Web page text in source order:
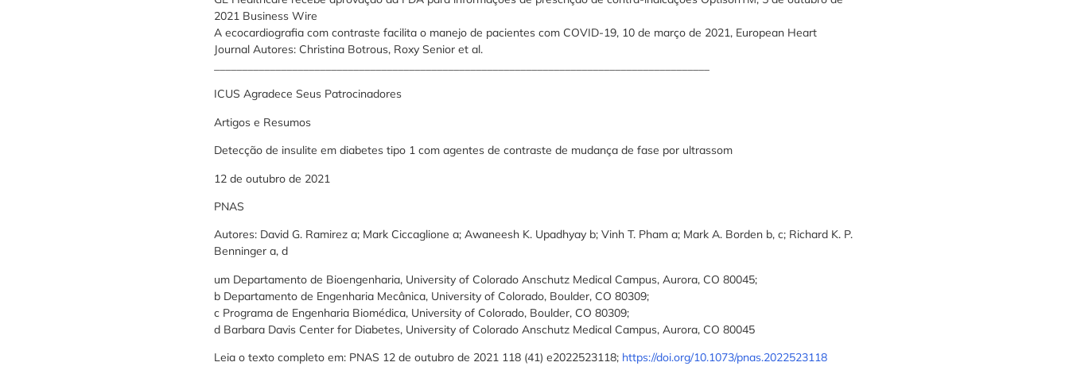
2021 Business Wire
A ecocardiografia com contraste facilita o manejo de pacientes com COVID-19, 10 de março de 2021, European Heart
Journal Autores: Christina Botrous, Roxy Senior et al.
ICUS Agradece Seus Patrocinadores
Artigos e Resumos
Detecção de insulite em diabetes tipo 1 com agentes de contraste de mudança de fase por ultrassom
12 de outubro de 2021
PNAS
Autores: David G. Ramirez a; Mark Ciccaglione a; Awaneesh K. Upadhyay b; Vinh T. Pham a; Mark A. Borden b, c; Richard K. P.
Benninger a, d
um Departamento de Bioengenharia, University of Colorado Anschutz Medical Campus, Aurora, CO 80045;
b Departamento de Engenharia Mecânica, University of Colorado, Boulder, CO 80309;
c Programa de Engenharia Biomédica, University of Colorado, Boulder, CO 80309;
d Barbara Davis Center for Diabetes, University of Colorado Anschutz Medical Campus, Aurora, CO 80045
Leia o texto completo em: PNAS 12 de outubro de 2021 118 (41) e2022523118; https://doi.org/10.1073/pnas.2022523118